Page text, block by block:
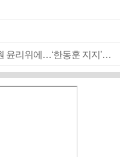
국힘 부산시당, ‘정이한 조력’ 시의원 윤리위에…‘한동훈 지지’도 신고접수